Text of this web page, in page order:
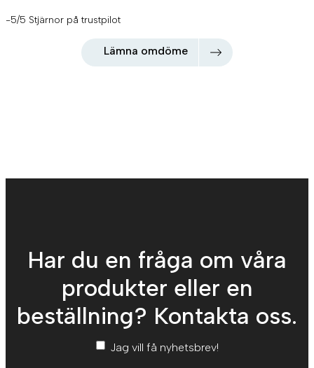
-5/5 Stjärnor på trustpilot
Lämna omdöme
Har du en fråga om våra
produkter eller en
beställning? Kontakta oss.
Nyhetsbrev*
Jag vill få nyhetsbrev!